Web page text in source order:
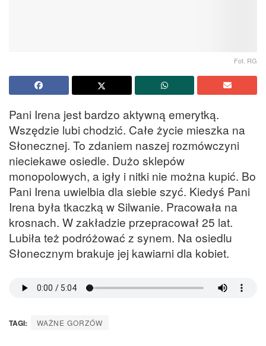
Fot. RG
Pani Irena jest bardzo aktywną emerytką.
Wszędzie lubi chodzić. Całe życie mieszka na
Słonecznej. To zdaniem naszej rozmówczyni
nieciekawe osiedle. Dużo sklepów
monopolowych, a igły i nitki nie można kupić. Bo
Pani Irena uwielbia dla siebie szyć. Kiedyś Pani
Irena była tkaczką w Silwanie. Pracowała na
krosnach. W zakładzie przepracował 25 lat.
Lubiła też podróżować z synem. Na osiedlu
Słonecznym brakuje jej kawiarni dla kobiet.
TAGI: WAŻNE GORZÓW